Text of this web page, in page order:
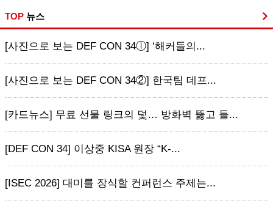
TOP 뉴스
[사진으로 보는 DEF CON 34ⓛ] ‘해커들의...
[사진으로 보는 DEF CON 34②] 한국팀 데프...
[카드뉴스] 무료 선물 링크의 덫… 방화벽 뚫고 들...
[DEF CON 34] 이상중 KISA 원장 “K-...
[ISEC 2026] 대미를 장식할 컨퍼런스 주제는...